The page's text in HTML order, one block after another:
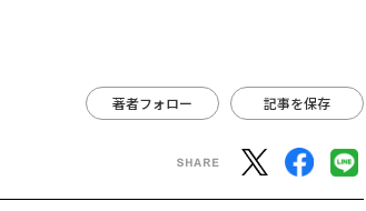
著者フォロー 記事を保存